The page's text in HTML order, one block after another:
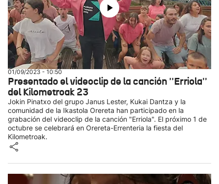
01/09/2023 - 10:50
Presentado el videoclip de la canción ''Erriola''
del Kilometroak 23
Jokin Pinatxo del grupo Janus Lester, Kukai Dantza y la
comunidad de la Ikastola Orereta han participado en la
grabación del videoclip de la canción "Erriola". El próximo 1 de
octubre se celebrará en Orereta-Errenteria la fiesta del
Kilometroak.